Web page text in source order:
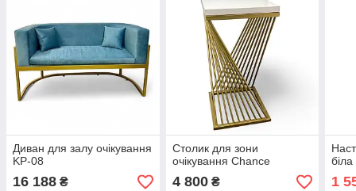
Диван для залу очікування
KP-08
16 188 ₴
Столик для зони
очікування Chance
4 800₴
біла
1